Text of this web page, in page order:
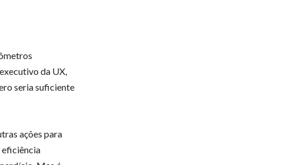
da UX,
seria suficiente
ações para
eficiência